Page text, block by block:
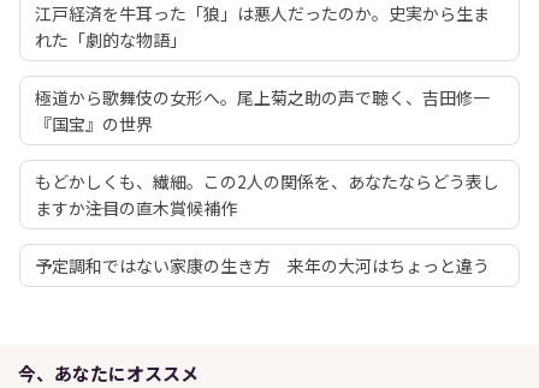
江戸経済を牛耳った「狼」は悪人だったのか。史実から生ま
れた「劇的な物語」
極道から歌舞伎の女形へ。尾上菊之助の声で聴く、吉田修一
『国宝』の世界
もどかしくも、繊細。この2人の関係を、あなたならどう表し
ますか――注目の直木賞候補作
予定調和ではない家康の生き方 来年の大河はちょっと違う
今、あなたにオススメ